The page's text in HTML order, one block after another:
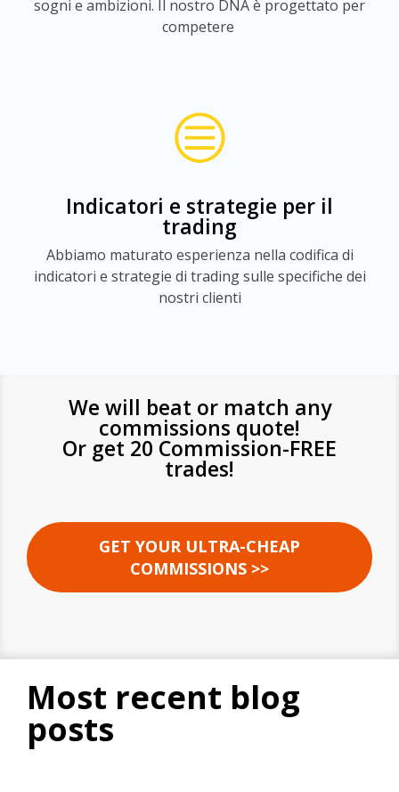
sogni e ambizioni. Il nostro DNA è progettato per
competere
Indicatori e strategie per il
trading
Abbiamo maturato esperienza nella codifica di
indicatori e strategie di trading sulle specifiche dei
nostri clienti
We will beat or match any
commissions quote!
Or get 20 Commission-FREE
trades!
GET YOUR ULTRA-CHEAP
COMMISSIONS >>
most recent blog
posts